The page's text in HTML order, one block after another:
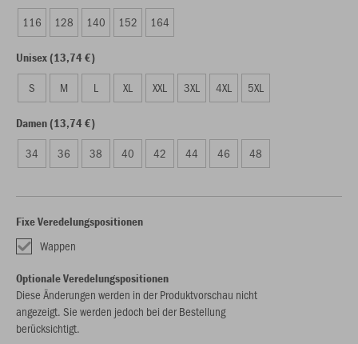
116 128 140 152 164
Unisex (13,74 €)
S M L XL XXL 3XL 4XL 5XL
Damen (13,74 €)
34 36 38 40 42 44 46 48
Fixe Veredelungspositionen
Wappen
Optionale Veredelungspositionen
Diese Änderungen werden in der Produktvorschau nicht
angezeigt. Sie werden jedoch bei der Bestellung
berücksichtigt.